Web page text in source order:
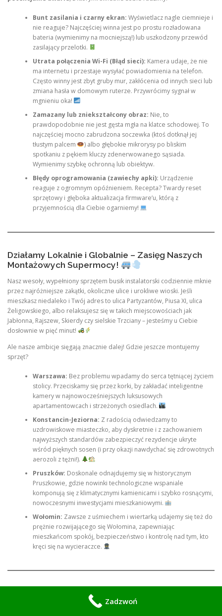
Bunt zasilania i czarny ekran: Wyświetlacz nagle ciemnieje i
nie reaguje? Najczęściej winna jest po prostu rozładowana
bateria (wymienimy na mocniejszą!) lub uszkodzony przewód
zasilający przelotki.
Utrata połączenia Wi-Fi (Błąd sieci): Kamera udaje, że nie
ma internetu i przestaje wysyłać powiadomienia na telefon.
Często winny jest zbyt gruby mur, zakłócenia od innych sieci lub
zmiana hasła w domowym ruterze. Przywrócimy sygnał w
mgnieniu oka!
Zamazany lub zniekształcony obraz: Nie, to
prawdopodobnie nie jest gęsta mgła na klatce schodowej. To
najczęściej mocno zabrudzona soczewka (ktoś dotknął jej
tłustym palcem
) albo głębokie mikrorysy po bliskim
spotkaniu z pękiem kluczy zdenerwowanego sąsiada.
Wymienimy szybkę ochronną lub obiektyw.
Błędy oprogramowania (zawiechy apki): Urządzenie
reaguje z ogromnym opóźnieniem. Recepta? Twardy reset
sprzętowy i głęboka aktualizacja firmware’u, którą z
przyjemnością dla Ciebie ogarniemy!
Działamy Lokalnie i Globalnie – Zasięg Naszych
Montażowych Supermocy!
Nasz wesoły, wypełniony sprzętem busik instalatorski codziennie mknie
przez najróżniejsze zakątki, okoliczne ulice i urokliwe wioski. Jeśli
mieszkasz niedaleko i Twój adres to ulica Partyzantów, Piusa XI, ulica
Żeligowskiego, albo relaksujesz się w takich miejscowościach jak
Jabłonna, Rajszew, Skierdy czy sielskie Trzciany – jesteśmy u Ciebie
dosłownie w pięć minut!
Ale nasze ambicje sięgają znacznie dalej! Gdzie jeszcze montujemy
sprzęt?
Warszawa: Bez problemu wpadamy do serca tętniącej życiem
stolicy. Przeciskamy się przez korki, by zakładać inteligentne
kamery w najnowocześniejszych luksusowych
apartamentowcach i strzeżonych osiedlach.
Konstancin-Jeziorna: Z radością odwiedzamy to
uzdrowiskowe miasteczko, aby dyskretnie i z zachowaniem
najwyższych standardów zabezpieczyć rezydencje ukryte
wśród pięknych sosen (i przy okazji nawdychać się zdrowotnych
aerozoli z tężni!).
Pruszków: Doskonale odnajdujemy się w historycznym
Pruszkowie, gdzie nowinki technologiczne wspaniale
komponują się z klimatycznymi kamienicami i szybko rosnącymi,
nowoczesnymi inwestycjami mieszkaniowymi.
Wołomin: Zawsze z uśmiechem i wiertarką udajemy się też do
prężnie rozwijającego się Wołomina, zapewniając
mieszkańcom spokój, bezpieczeństwo i kontrolę nad tym, kto
kręci się na wycieraczce.
A Po Montażu Kamery… Czas Na Głęboki Oddech (I
Zadzwoń